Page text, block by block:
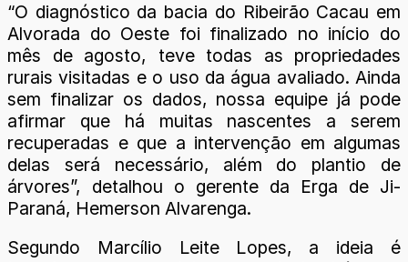
“O diagnóstico da bacia do Ribeirão Cacau em
Alvorada do Oeste foi finalizado no início do
mês de agosto, teve todas as propriedades
rurais visitadas e o uso da água avaliado. Ainda
sem finalizar os dados, nossa equipe já pode
afirmar que há muitas nascentes a serem
recuperadas e que a intervenção em algumas
delas será necessário, além do plantio de
árvores”, detalhou o gerente da Erga de Ji-
Paraná, Hemerson Alvarenga.
Segundo Marcílio Leite Lopes, a ideia é